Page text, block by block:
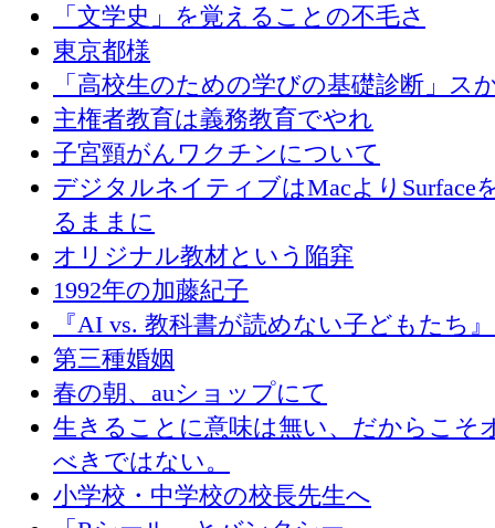
「文学史」を覚えることの不毛さ
東京都様
「高校生のための学びの基礎診断」ス
主権者教育は義務教育でやれ
子宮頸がんワクチンについて
デジタルネイティブはMacよりSurface
るままに
オリジナル教材という陥穽
1992年の加藤紀子
『AI vs. 教科書が読めない子どもたち
第三種婚姻
春の朝、auショップにて
生きることに意味は無い、だからこそ
べきではない。
小学校・中学校の校長先生へ